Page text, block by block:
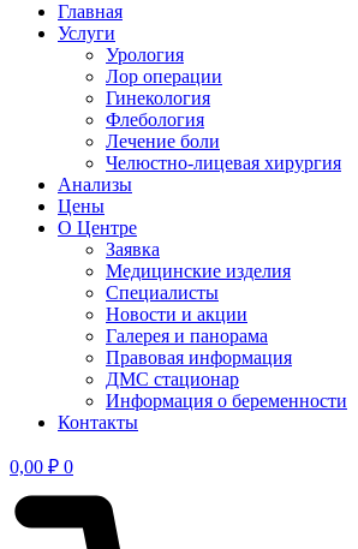
Главная
Услуги
Урология
Лор операции
Гинекология
Флебология
Лечение боли
Челюстно-лицевая хирургия
Анализы
Цены
О Центре
Заявка
Медицинские изделия
Специалисты
Новости и акции
Галерея и панорама
Правовая информация
ДМС стационар
Информация о беременности
Контакты
0,00 ₽ 0